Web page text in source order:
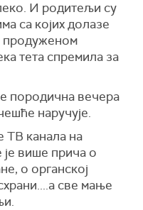
И родитељи су
са којих долазе
продуженом
тета спремила за
породична вечера
наручује.
ТВ канала на
је више прича о
о органској
све мање